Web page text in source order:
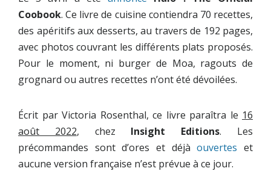
Coobook. Ce livre de cuisine contiendra 70 recettes,
des apéritifs aux desserts, au travers de 192 pages,
avec photos couvrant les différents plats proposés.
Pour le moment, ni burger de Moa, ragouts de
grognard ou autres recettes n’ont été dévoilées.
Écrit par Victoria Rosenthal, ce livre paraîtra le 16
août 2022, chez Insight Editions. Les
précommandes sont d’ores et déjàouvertes et
aucune version française n’est prévue à ce jour.